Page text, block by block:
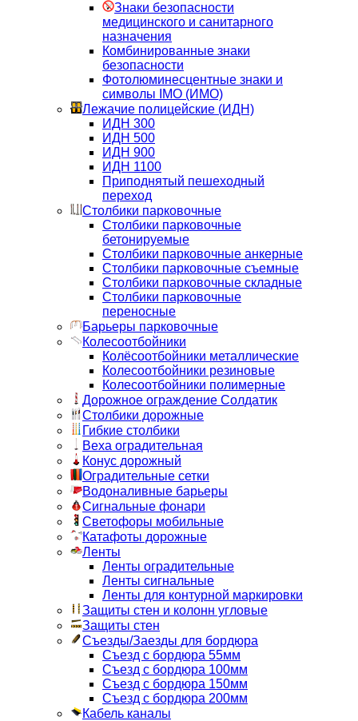
Знаки безопасности
медицинского и санитарного
назначения
Комбинированные знаки
безопасности
Фотолюминесцентные знаки и
символы IMO (ИМО)
Лежачие полицейские (ИДН)
ИДН 300
ИДН 500
ИДН 900
ИДН 1100
Приподнятый пешеходный
переход
Столбики парковочные
Столбики парковочные
бетонируемые
Столбики парковочные анкерные
Столбики парковочные съемные
Столбики парковочные складные
Столбики парковочные
переносные
Барьеры парковочные
Колесоотбойники
Колёсоотбойники металлические
Колесоотбойники резиновые
Колесоотбойники полимерные
Дорожное ограждение Солдатик
Столбики дорожные
Гибкие столбики
Веха оградительная
Конус дорожный
Оградительные сетки
Водоналивные барьеры
Сигнальные фонари
Светофоры мобильные
Катафоты дорожные
Ленты
Ленты оградительные
Ленты сигнальные
Ленты для контурной маркировки
Защиты стен и колонн угловые
Защиты стен
Съезды/Заезды для бордюра
Съезд с бордюра 55мм
Съезд с бордюра 100мм
Съезд с бордюра 150мм
Съезд с бордюра 200мм
Кабель каналы